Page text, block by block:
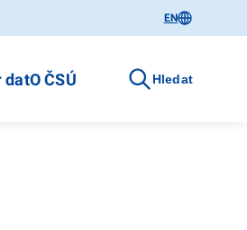
EN
datO ČSÚ Hledat